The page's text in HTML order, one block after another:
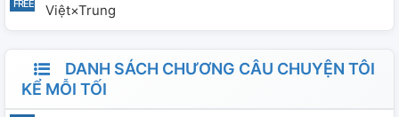
Việt×Trung
DANH SÁCH CHƯƠNG CÂU CHUYỆN TÔI
KỂ MỖI TỐI